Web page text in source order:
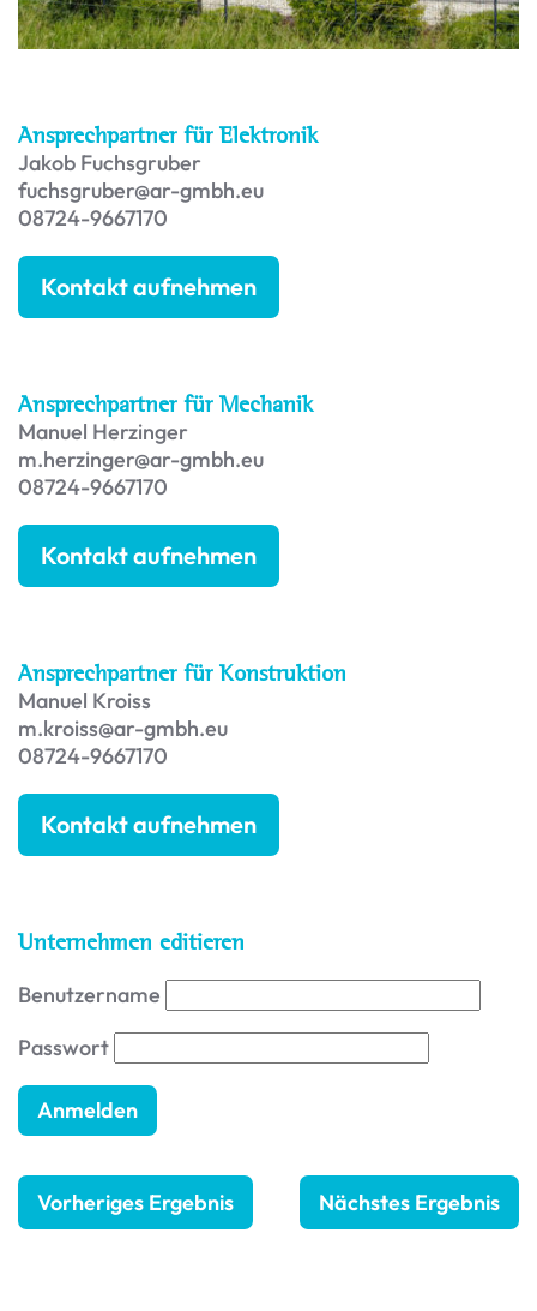
Ansprechpartner für Elektronik
Jakob Fuchsgruber
fuchsgruber@ar-gmbh.eu
08724-9667170
Kontakt aufnehmen
Ansprechpartner für Mechanik
Manuel Herzinger
m.herzinger@ar-gmbh.eu
08724-9667170
Kontakt aufnehmen
Ansprechpartner für Konstruktion
Manuel Kroiss
m.kroiss@ar-gmbh.eu
08724-9667170
Kontakt aufnehmen
Unternehmen editieren
Benutzername
Passwort
Vorheriges Ergebnis Nächstes Ergebnis